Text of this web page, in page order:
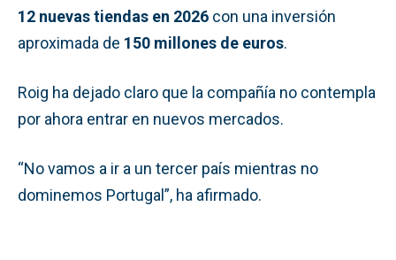
12 nuevas tiendas en 2026 con una inversión
aproximada de 150 millones de euros.
Roig ha dejado claro que la compañía no contempla
por ahora entrar en nuevos mercados.
“No vamos a ir a un tercer país mientras no
dominemos Portugal”, ha afirmado.